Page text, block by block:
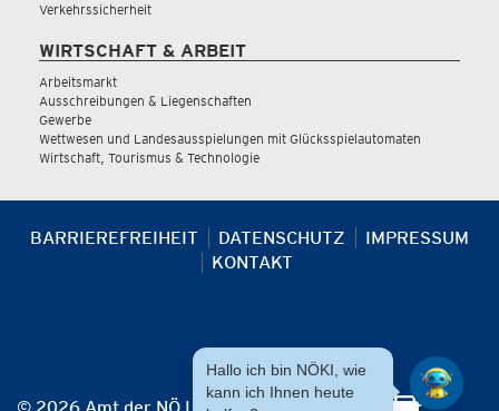
Verkehrssicherheit
WIRTSCHAFT & ARBEIT
Arbeitsmarkt
Ausschreibungen & Liegenschaften
Gewerbe
Wettwesen und Landesausspielungen mit Glücksspielautomaten
Wirtschaft, Tourismus & Technologie
BARRIEREFREIHEIT DATENSCHUTZ
IMPRESSUM
KONTAKT
Hallo ich bin NÖKI, wie
kann ich Ihnen heute